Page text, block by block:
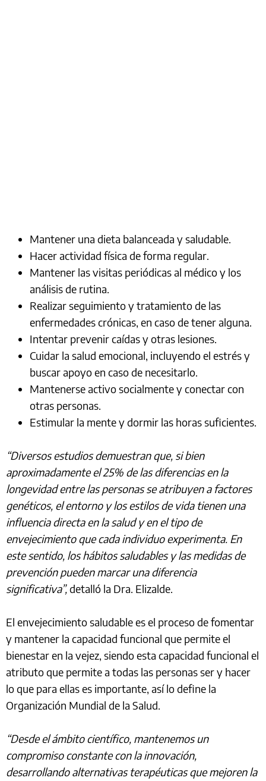
Mantener una dieta balanceada y saludable.
Hacer actividad física de forma regular.
Mantener las visitas periódicas al médico y los
análisis de rutina.
Realizar seguimiento y tratamiento de las
enfermedades crónicas, en caso de tener alguna.
Intentar prevenir caídas y otras lesiones.
Cuidar la salud emocional, incluyendo el estrés y
buscar apoyo en caso de necesitarlo.
Mantenerse activo socialmente y conectar con
otras personas.
Estimular la mente y dormir las horas suficientes.
“Diversos estudios demuestran que, si bien
aproximadamente el 25% de las diferencias en la
longevidad entre las personas se atribuyen a factores
genéticos, el entorno y los estilos de vida tienen una
influencia directa en la salud y en el tipo de
envejecimiento que cada individuo experimenta. En
este sentido, los hábitos saludables y las medidas de
prevención pueden marcar una diferencia
significativa”,detalló la Dra. Elizalde.
El envejecimiento saludable es el proceso de fomentar
y mantener la capacidad funcional que permite el
bienestar en la vejez, siendo esta capacidad funcional el
atributo que permite a todas las personas ser y hacer
lo que para ellas es importante, así lo define la
Organización Mundial de la Salud.
“Desde el ámbito científico, mantenemos un
compromiso constante con la innovación,
desarrollando alternativas terapéuticas que mejoren la